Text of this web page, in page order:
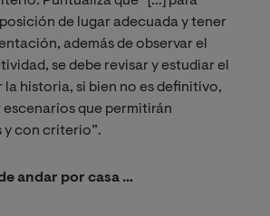
de lugar adecuada y tener
además de observar el
se debe revisar y estudiar el
historia, si bien no es definitivo,
escenarios que permitirán
y con criterio”.
andar por casa …